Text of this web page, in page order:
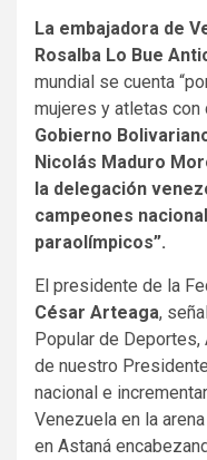
La embajadora de
Rosalba Lo Bue
mundial se cuenta
mujeres y atletas
Gobierno
Nicolás Maduro
la delegación
campeones
paraolímpicos”.
El presidente de la
César Arteaga,
Popular de Deportes,
de nuestro
nacional e
Venezuela en la
en Astaná